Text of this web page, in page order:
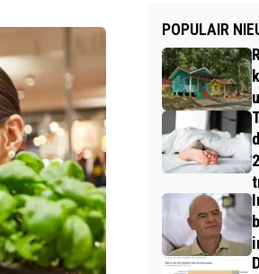
POPULAIR